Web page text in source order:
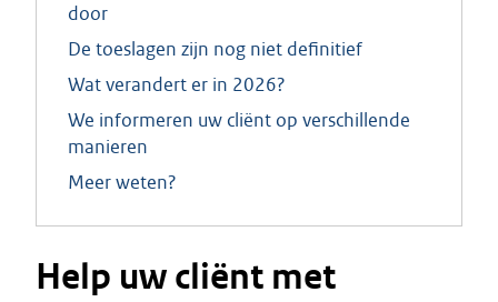
door
De toeslagen zijn nog niet definitief
Wat verandert er in 2026?
We informeren uw cliënt op verschillende
manieren
Meer weten?
Help uw cliënt met